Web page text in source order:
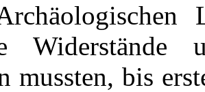
Widerstände
mussten, bis